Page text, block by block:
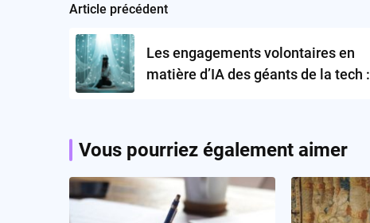
Post
navigation
Article précédent
Les engagements volontaires en
matière d’IA des géants de la tech :
Vous pourriez également aimer